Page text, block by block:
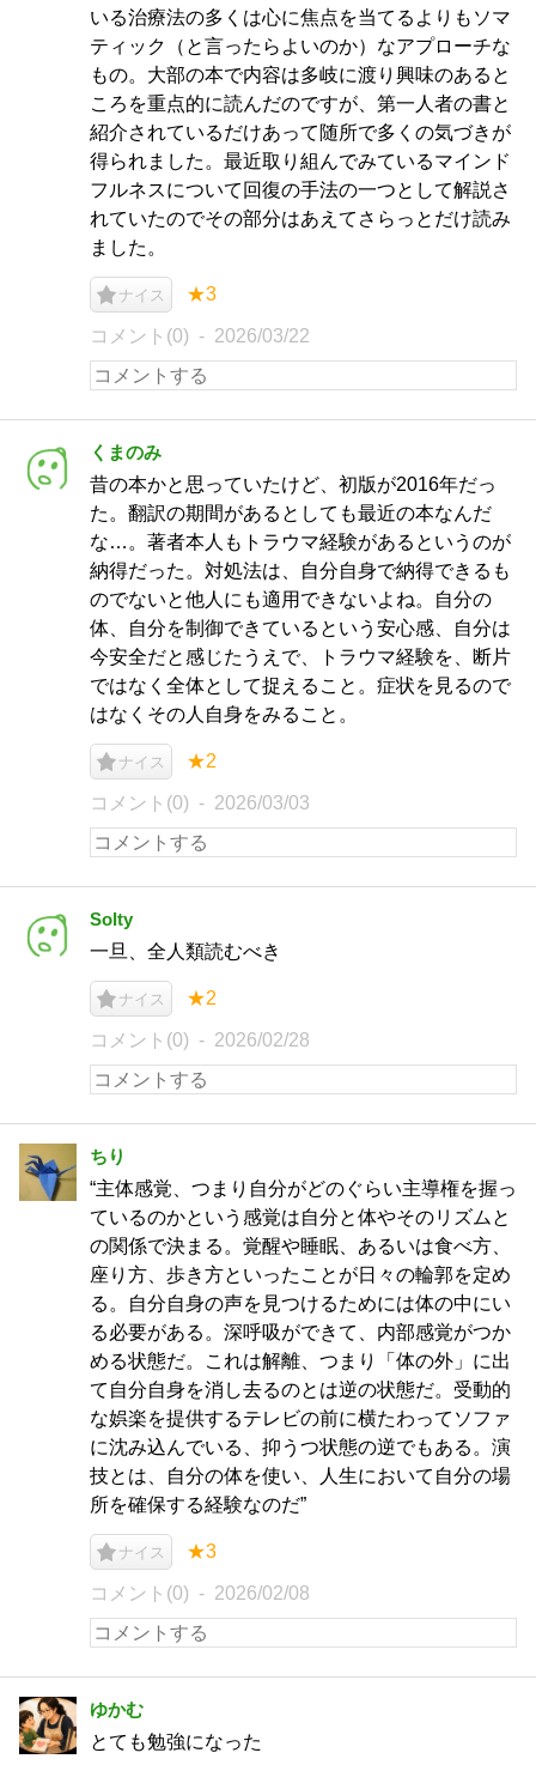
いる治療法の多くは心に焦点を当てるよりもソマ
ティック（と言ったらよいのか）なアプローチな
もの。大部の本で内容は多岐に渡り興味のあると
ころを重点的に読んだのですが、第一人者の書と
紹介されているだけあって随所で多くの気づきが
得られました。最近取り組んでみているマインド
フルネスについて回復の手法の一つとして解説さ
れていたのでその部分はあえてさらっとだけ読み
ました。
ナイス ★3
コメント(0) 2026/03/22
くまのみ
昔の本かと思っていたけど、初版が2016年だっ
た。翻訳の期間があるとしても最近の本なんだ
な…。著者本人もトラウマ経験があるというのが
納得だった。対処法は、自分自身で納得できるも
のでないと他人にも適用できないよね。自分の
体、自分を制御できているという安心感、自分は
今安全だと感じたうえで、トラウマ経験を、断片
ではなく全体として捉えること。症状を見るので
はなくその人自身をみること。
ナイス ★2
コメント(0) 2026/03/03
Solty
一旦、全人類読むべき
ナイス ★2
コメント(0) 2026/02/28
ちり
“主体感覚、つまり自分がどのぐらい主導権を握っ
ているのかという感覚は自分と体やそのリズムと
の関係で決まる。覚醒や睡眠、あるいは食べ方、
座り方、歩き方といったことが日々の輪郭を定め
る。自分自身の声を見つけるためには体の中にい
る必要がある。深呼吸ができて、内部感覚がつか
める状態だ。これは解離、つまり「体の外」に出
て自分自身を消し去るのとは逆の状態だ。受動的
な娯楽を提供するテレビの前に横たわってソファ
に沈み込んでいる、抑うつ状態の逆でもある。演
技とは、自分の体を使い、人生において自分の場
所を確保する経験なのだ”
ナイス ★3
コメント(0) 2026/02/08
ゆかむ
とても勉強になった